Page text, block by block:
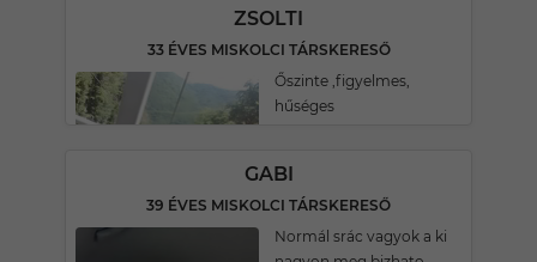
ZSOLTI
33 ÉVES MISKOLCI TÁRSKERESŐ
Őszinte ,figyelmes,
hűséges
GABI
39 ÉVES MISKOLCI TÁRSKERESŐ
Normál srác vagyok a ki